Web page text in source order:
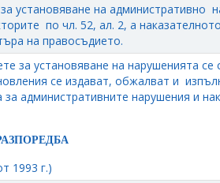
установяване на административно
по чл. 52, ал. 2, а
на правосъдието.
за установяване на нарушенията се
се издават, обжалват и
за административните нарушения и
1993 г.)